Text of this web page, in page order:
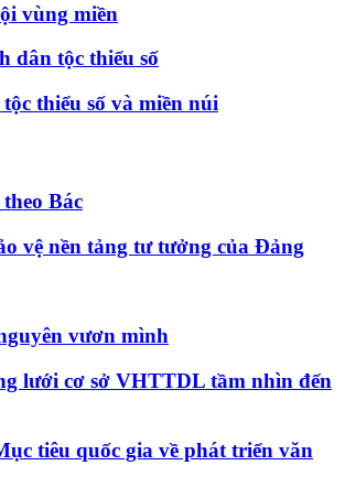
vùng miền
dân tộc thiểu số
thiểu số và miền núi
Bác
vệ nền tảng tư tưởng của Đảng
vươn mình
lưới cơ sở VHTTDL tầm nhìn đến
tiêu quốc gia về phát triển văn